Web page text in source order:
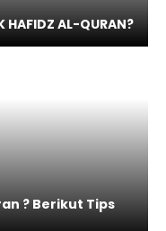
HAFIDZ AL-QURAN?
? Berikut Tips